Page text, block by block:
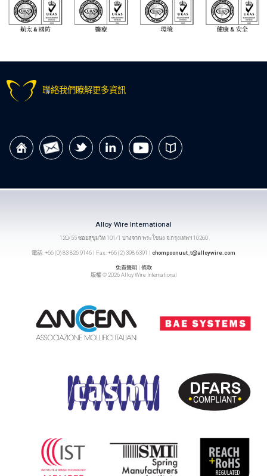
聯絡我們瞭解更多資訊
Alloy Wire International
120/55 ซอยสุขุมวิท 101/1 บางจาก พระโขนง จ.กรุงเทพฯ 10260
電話: +66 (0) 83 826 9146 | Fax: +66 (2) 398 6391 | chompoonuut_t@alloywire.com
免責聲明 | 條款
版權 © 2026 Alloy Wire International